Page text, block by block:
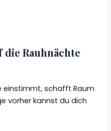
die Rauhnächte
einstimmt, schafft Raum
vorher kannst du dich